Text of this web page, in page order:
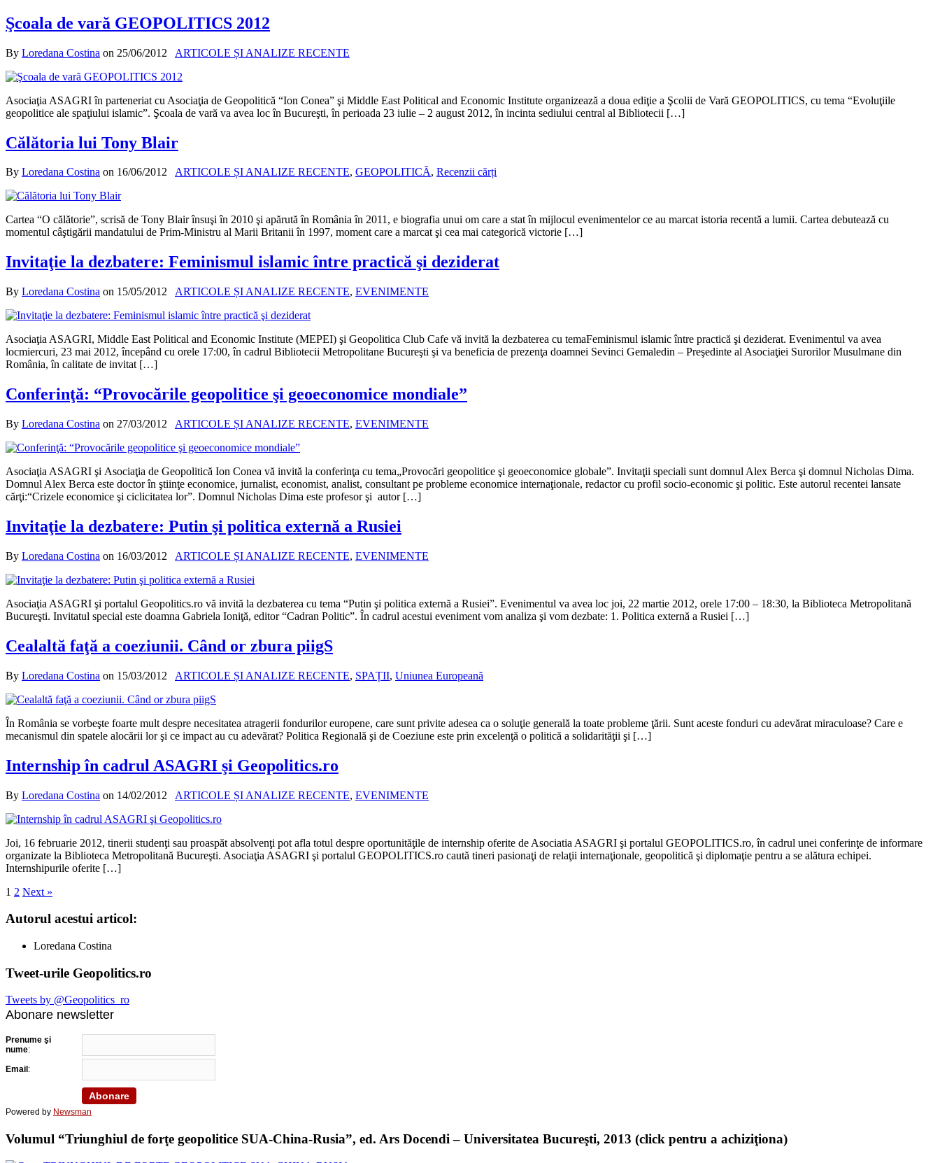
Şcoala de vară GEOPOLITICS 2012
By Loredana Costina on 25/06/2012 ARTICOLE ȘI ANALIZE RECENTE
Asociaţia ASAGRI în parteneriat cu Asociaţia de Geopolitică “Ion Conea” şi Middle East Political and Economic Institute organizează a doua ediţie a Şcolii de Vară GEOPOLITICS, cu tema “Evoluţiile
geopolitice ale spaţiului islamic”. Şcoala de vară va avea loc în Bucureşti, în perioada 23 iulie – 2 august 2012, în incinta sediului central al Bibliotecii […]
Călătoria lui Tony Blair
By Loredana Costina on 16/06/2012 ARTICOLE ȘI ANALIZE RECENTE, GEOPOLITICĂ, Recenzii cărți
Cartea “O călătorie”, scrisă de Tony Blair însuşi în 2010 şi apărută în România în 2011, e biografia unui om care a stat în mijlocul evenimentelor ce au marcat istoria recentă a lumii. Cartea debutează cu
momentul câştigării mandatului de Prim-Ministru al Marii Britanii în 1997, moment care a marcat şi cea mai categorică victorie […]
Invitaţie la dezbatere: Feminismul islamic între practică şi deziderat
By Loredana Costina on 15/05/2012 ARTICOLE ȘI ANALIZE RECENTE, EVENIMENTE
Asociaţia ASAGRI, Middle East Political and Economic Institute (MEPEI) şi Geopolitica Club Cafe vă invită la dezbaterea cu temaFeminismul islamic între practică şi deziderat. Evenimentul va avea
locmiercuri, 23 mai 2012, începând cu orele 17:00, în cadrul Bibliotecii Metropolitane Bucureşti şi va beneficia de prezenţa doamnei Sevinci Gemaledin – Preşedinte al Asociaţiei Surorilor Musulmane din
România, în calitate de invitat […]
Conferinţă: “Provocările geopolitice şi geoeconomice mondiale”
By Loredana Costina on 27/03/2012 ARTICOLE ȘI ANALIZE RECENTE, EVENIMENTE
Asociaţia ASAGRI şi Asociaţia de Geopolitică Ion Conea vă invită la conferinţa cu tema„Provocări geopolitice şi geoeconomice globale”. Invitaţii speciali sunt domnul Alex Berca şi domnul Nicholas Dima.
Domnul Alex Berca este doctor în ştiinţe economice, jurnalist, economist, analist, consultant pe probleme economice internaţionale, redactor cu profil socio-economic şi politic. Este autorul recentei lansate
cărţi:“Crizele economice şi ciclicitatea lor”. Domnul Nicholas Dima este profesor şi autor […]
Invitaţie la dezbatere: Putin şi politica externă a Rusiei
By Loredana Costina on 16/03/2012 ARTICOLE ȘI ANALIZE RECENTE, EVENIMENTE
Asociaţia ASAGRI şi portalul Geopolitics.ro vă invită la dezbaterea cu tema “Putin şi politica externă a Rusiei”. Evenimentul va avea loc joi, 22 martie 2012, orele 17:00 – 18:30, la Biblioteca Metropolitană
Bucureşti. Invitatul special este doamna Gabriela Ioniţă, editor “Cadran Politic”. În cadrul acestui eveniment vom analiza şi vom dezbate: 1. Politica externă a Rusiei […]
Cealaltă faţă a coeziunii. Când or zbura piigS
By Loredana Costina on 15/03/2012 ARTICOLE ȘI ANALIZE RECENTE, SPAȚII, Uniunea Europeană
În România se vorbeşte foarte mult despre necesitatea atragerii fondurilor europene, care sunt privite adesea ca o soluţie generală la toate probleme ţării. Sunt aceste fonduri cu adevărat miraculoase? Care e
mecanismul din spatele alocării lor şi ce impact au cu adevărat? Politica Regională şi de Coeziune este prin excelenţă o politică a solidarităţii şi […]
Internship în cadrul ASAGRI şi Geopolitics.ro
By Loredana Costina on 14/02/2012 ARTICOLE ȘI ANALIZE RECENTE, EVENIMENTE
Joi, 16 februarie 2012, tinerii studenţi sau proaspăt absolvenţi pot afla totul despre oportunităţile de internship oferite de Asociatia ASAGRI şi portalul GEOPOLITICS.ro, în cadrul unei conferinţe de informare
organizate la Biblioteca Metropolitană Bucureşti. Asociaţia ASAGRI şi portalul GEOPOLITICS.ro caută tineri pasionaţi de relaţii internaţionale, geopolitică şi diplomaţie pentru a se alătura echipei.
Internshipurile oferite […]
1 2 Next »
Autorul acestui articol:
Loredana Costina
Tweet-urile Geopolitics.ro
Tweets by @Geopolitics_ro
Abonare newsletter
Prenume şi
nume:
Email :
Powered by Newsman
Volumul “Triunghiul de forţe geopolitice SUA-China-Rusia”, ed. Ars Docendi – Universitatea Bucureşti, 2013 (click pentru a achiziţiona)